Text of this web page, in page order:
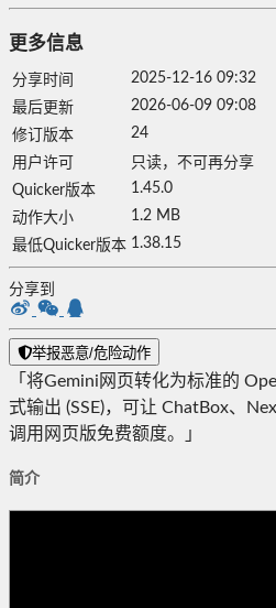
更多信息
分享时间
2025-12-16 09:32
最后更新
2026-06-09 09:08
修订版本
24
用户许可
只读，不可再分享
Quicker版本
1.45.0
动作大小
1.2 MB
最低Quicker版本 1.38.15
分享到
举报恶意/危险动作
「将Gemini网页转化为标准的
式输出 (SSE)，可让 ChatBox、
调用网页版免费额度。」
简介